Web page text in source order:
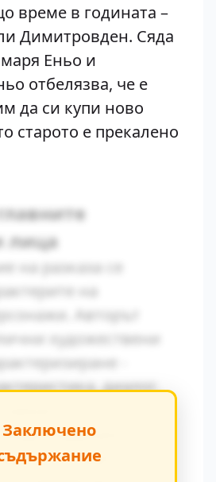
време в годината –
Димитровден. Сяда
Еньо и
отбелязва, че е
да си купи ново
старото е прекалено
лица
на разказа се
на
Авторът
художествени
-
диалог,
монолог.
традиционните
идеи се
Заключено